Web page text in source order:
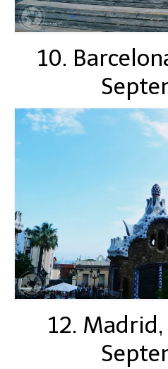
10.
12.